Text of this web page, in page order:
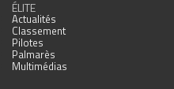
ÉLITE
Actualités
Classement
Pilotes
Palmarès
Multimédias